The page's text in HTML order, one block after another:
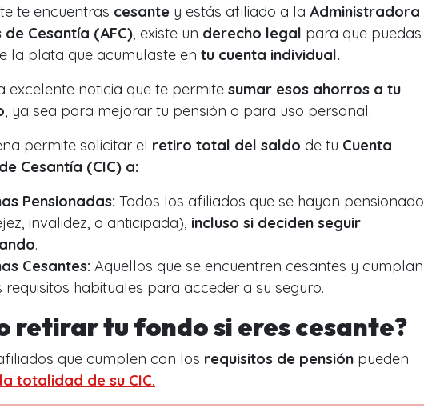
te encuentras cesante y estás afiliado a la Administradora
de Cesantía (AFC) , existe un derecho legal para que puedas
la plata que acumulaste en tu cuenta individual.
excelente noticia que te permite sumar esos ahorros a tu
, ya sea para mejorar tu pensión o para uso personal.
permite solicitar el retiro total del saldo de tu Cuenta
Cesantía (CIC) a:
Pensionadas: Todos los afiliados que se hayan pensionado
invalidez, o anticipada), incluso si deciden seguir
.
Cesantes: Aquellos que se encuentren cesantes y cumplan
requisitos habituales para acceder a su seguro.
retirar tu fondo si eres cesante?
que cumplen con los requisitos de pensión pueden
la totalidad de su CIC.